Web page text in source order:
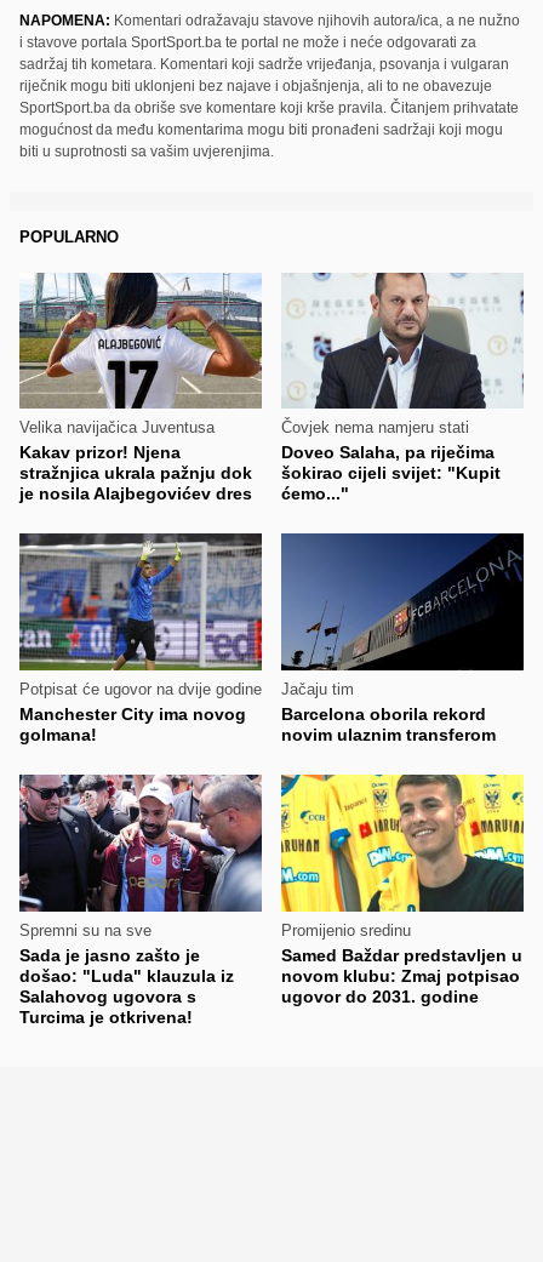
NAPOMENA: Komentari odražavaju stavove njihovih autora/ica, a ne nužno
i stavove portala SportSport.ba te portal ne može i neće odgovarati za
sadržaj tih kometara. Komentari koji sadrže vrijeđanja, psovanja i vulgaran
riječnik mogu biti uklonjeni bez najave i objašnjenja, ali to ne obavezuje
SportSport.ba da obriše sve komentare koji krše pravila. Čitanjem prihvatate
mogućnost da među komentarima mogu biti pronađeni sadržaji koji mogu
biti u suprotnosti sa vašim uvjerenjima.
POPULARNO
Velika navijačica Juventusa
Kakav prizor! Njena
stražnjica ukrala pažnju dok
je nosila Alajbegovićev dres
Čovjek nema namjeru stati
Doveo Salaha, pa riječima
šokirao cijeli svijet: "Kupit
ćemo..."
Potpisat će ugovor na dvije godine
Manchester City ima novog
golmana!
Jačaju tim
Barcelona oborila rekord
novim ulaznim transferom
Spremni su na sve
Sada je jasno zašto je
došao: "Luda" klauzula iz
Salahovog ugovora s
Turcima je otkrivena!
Promijenio sredinu
Samed Baždar predstavljen u
novom klubu: Zmaj potpisao
ugovor do 2031. godine